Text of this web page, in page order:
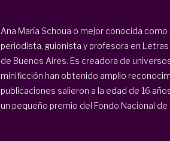
Ana María Schoua o mejor conocida
periodista, guionista y profesora en
de Buenos Aires. Es creadora de
minificción han obtenido amplio
publicaciones salieron a la edad de 16
un pequeño premio del Fondo Nacional de